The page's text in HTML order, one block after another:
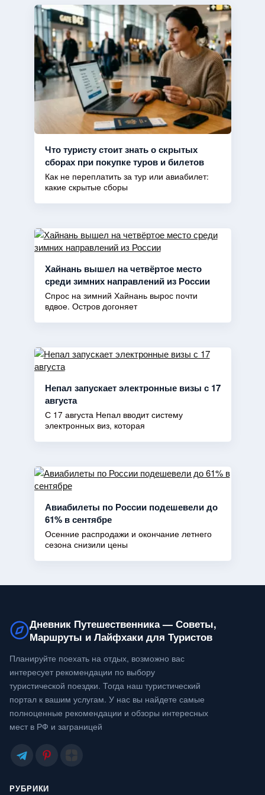
Что туристу стоит знать о скрытых
сборах при покупке туров и билетов
Как не переплатить за тур или авиабилет:
какие скрытые сборы
Хайнань вышел на четвёртое место
среди зимних направлений из России
Спрос на зимний Хайнань вырос почти
вдвое. Остров догоняет
Непал запускает электронные визы с 17
августа
С 17 августа Непал вводит систему
электронных виз, которая
Авиабилеты по России подешевели до
61% в сентябре
Осенние распродажи и окончание летнего
сезона снизили цены
Дневник Путешественника — Советы,
Маршруты и Лайфхаки для Туристов
Планируйте поехать на отдых, возможно вас
интересует рекомендации по выбору
туристической поездки. Тогда наш туристический
портал к вашим услугам. У нас вы найдете самые
полноценные рекомендации и обзоры интересных
мест в РФ и заграницей
РУБРИКИ